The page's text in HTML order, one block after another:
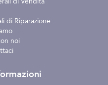
di Riparazione
noi